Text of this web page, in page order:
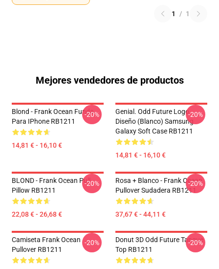
1 / 1
Mejores vendedores de productos
Blond - Frank Ocean Funda
Para IPhone RB1211
14,81 € - 16,10 €
-20%
Genial. Odd Future Logo
Diseño (blanco) Samsung
Galaxy Soft Case RB1211
14,81 € - 16,10 €
-20%
BLOND - Frank Ocean Pull
Pillow RB1211
22,08 € - 26,68 €
-20%
Rosa + Blanco - Frank Ocean
Pullover Sudadera RB1211
37,67 € - 44,11 €
-20%
Camiseta Frank Ocean
Pullover RB1211
-20%
Donut 3D Odd Future Tanque
Top RB1211
-20%